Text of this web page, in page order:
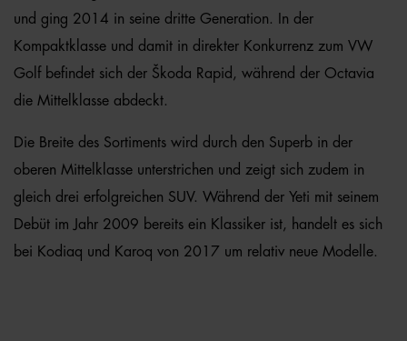
und ging 2014 in seine dritte Generation. In der
Kompaktklasse und damit in direkter Konkurrenz zum VW
Golf befindet sich der Škoda Rapid, während der Octavia
die Mittelklasse abdeckt.
Die Breite des Sortiments wird durch den Superb in der
oberen Mittelklasse unterstrichen und zeigt sich zudem in
gleich drei erfolgreichen SUV. Während der Yeti mit seinem
Debüt im Jahr 2009 bereits ein Klassiker ist, handelt es sich
bei Kodiaq und Karoq von 2017 um relativ neue Modelle.